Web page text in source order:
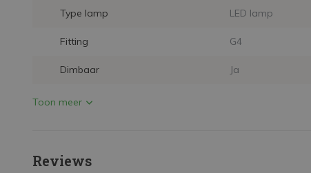
Type lamp LED lamp
Fitting G4
Dimbaar Ja
Toon meer
Reviews